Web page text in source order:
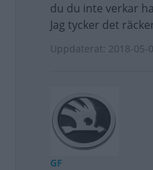
du du inte verkar
Jag tycker det
Uppdaterat: 2018-05-
GF